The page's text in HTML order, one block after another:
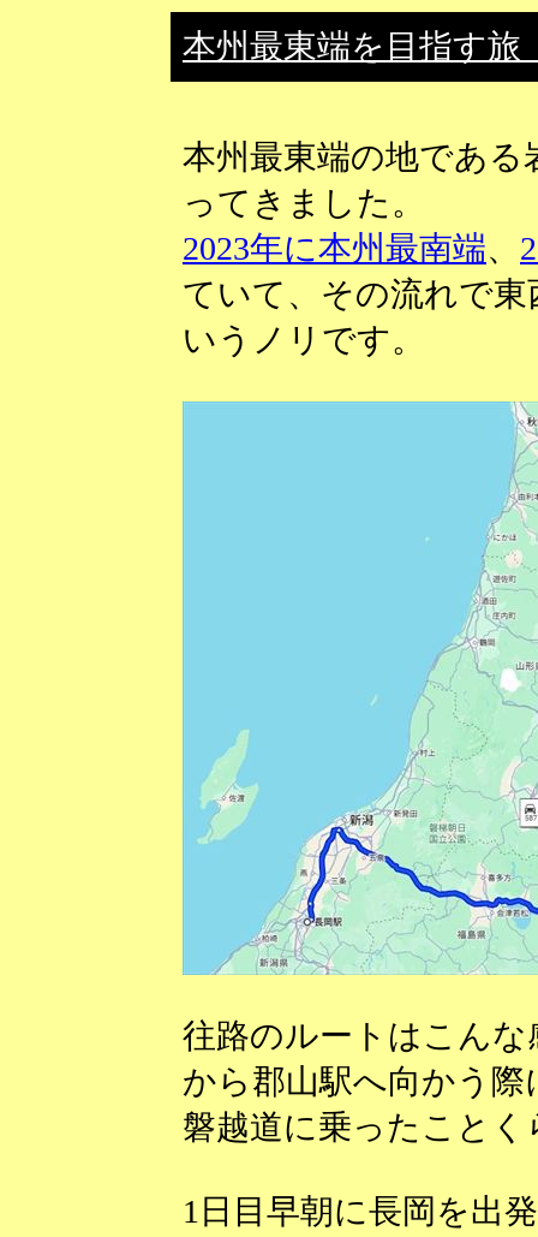
本州最東端を目指す旅
本州最東端の地であ
ってきました。
2023年に本州最南端、
ていて、その流れで
いうノリです。
往路のルートはこん
から郡山駅へ向かう
磐越道に乗ったことく
1日目早朝に長岡を出